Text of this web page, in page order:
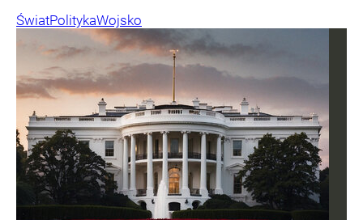
ŚwiatPolitykaWojsko